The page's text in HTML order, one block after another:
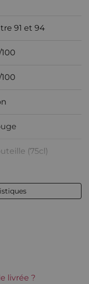
91 et 94
(75cl)
% vol - 75 cl
livrée ?